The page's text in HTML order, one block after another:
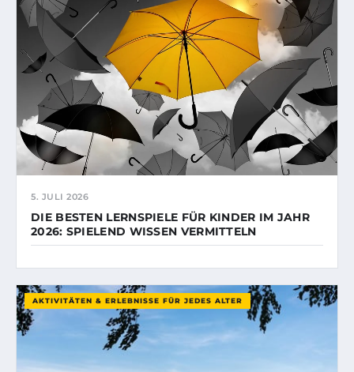
5. JULI 2026
DIE BESTEN LERNSPIELE FÜR KINDER IM JAHR
2026: SPIELEND WISSEN VERMITTELN
AKTIVITÄTEN & ERLEBNISSE FÜR JEDES ALTER